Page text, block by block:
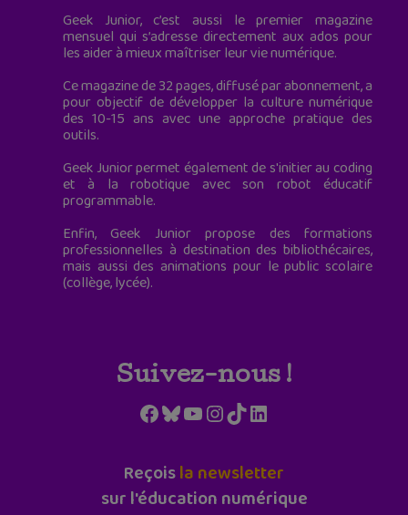
Geek Junior, c’est aussi le premier magazine
mensuel qui s’adresse directement aux ados pour
les aider à mieux maîtriser leur vie numérique.
Ce magazine de 32 pages, diffusé par abonnement, a
pour objectif de développer la culture numérique
des 10-15 ans avec une approche pratique des
outils.
Geek Junior permet également de s'initier au coding
et à la robotique avec son robot éducatif
programmable.
Enfin, Geek Junior propose des formations
professionnelles à destination des bibliothécaires,
mais aussi des animations pour le public scolaire
(collège, lycée).
Suivez-nous !
Facebook
Bluesky
YouTube
Instagram
TikTokLinkedIn
Reçoisla newsletter
sur l'éducation numérique